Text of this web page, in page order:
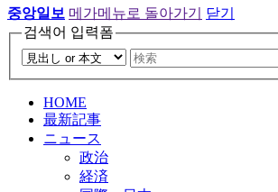
중앙일보 메가메뉴로 돌아가기
닫기
검색어 입력폼
HOME
最新記事
ニュース
政治
経済